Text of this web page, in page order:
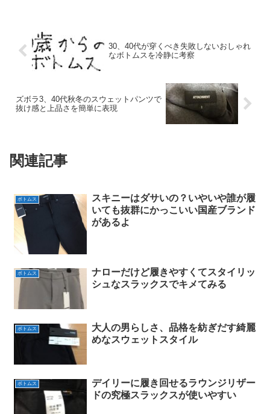
30、40代が穿くべき失敗しないおしゃれ
なボトムスを冷静に考察
ズボラ3、40代秋冬のスウェットパンツで
抜け感と上品さを簡単に表現
関連記事
ボトムス
スキニーはダサいの？いやいや誰が履
いても抜群にかっこいい国産ブランド
があるよ
ボトムス
ナローだけど履きやすくてスタイリッ
シュなスラックスでキメてみる
ボトムス
大人の男らしさ、品格を紡ぎだす綺麗
めなスウェットスタイル
ボトムス
デイリーに履き回せるラウンジリザー
ドの究極スラックスが使いやすい